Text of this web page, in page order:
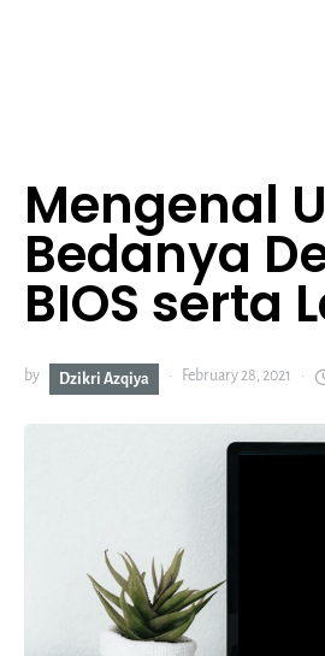
Mengenal
Bedanya
BIOS serta
by Dzikri Azqiya February 28, 2021